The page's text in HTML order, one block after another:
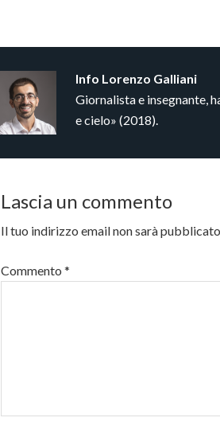
Info Lorenzo Galliani
Giornalista e insegnante,
e cielo» (2018).
Lascia un commento
Il tuo indirizzo email non sarà
Commento *